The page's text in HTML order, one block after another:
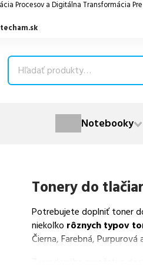
Procesov a Digitálna Transformácia
Notebooky
Tonery do
Potrebujete doplniť toner
niekoľko rôznych typov
Čierna, Farebná, Purpurová